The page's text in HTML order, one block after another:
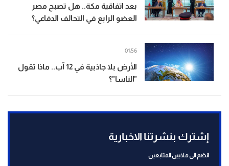
بعد اتفاقية مكة.. هل تصبح مصر
العضو الرابع في التحالف الدفاعي؟
الأرض بلا جاذبية في 12 آب.. ماذا تقول
"الناسا"؟
01:56
إشترك بنشرتنا الاخبارية
انضم الى ملايين المتابعين